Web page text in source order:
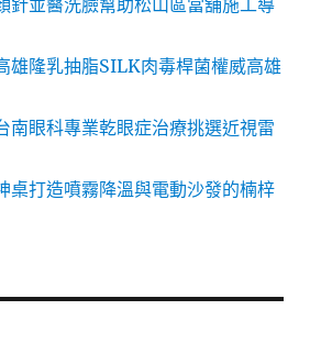
針並醫洗臉幫助松山區當舖施工導
雄隆乳抽脂SILK肉毒桿菌權威高雄
南眼科專業乾眼症治療挑選近視雷
桌打造噴霧降溫與電動沙發的楠梓